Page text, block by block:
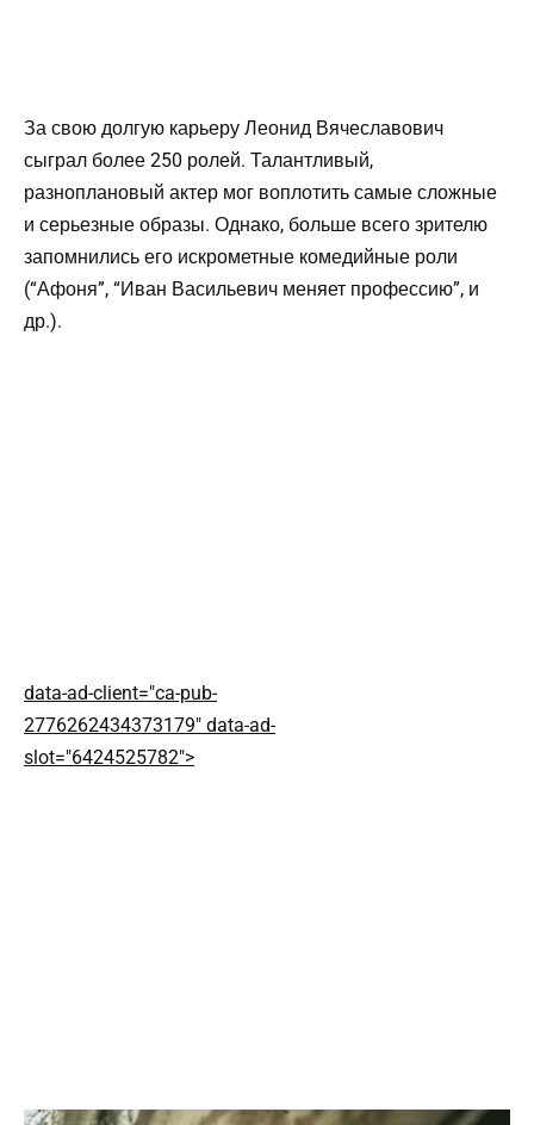
За свою долгую карьеру Леонид Вячеславович
сыграл более 250 ролей. Талантливый,
разноплановый актер мог воплотить самые сложные
и серьезные образы. Однако, больше всего зрителю
запомнились его искрометные комедийные роли
(“Афоня”, “Иван Васильевич меняет профессию”, и
др.).
data-ad-client="ca-pub-
2776262434373179" data-ad-
slot="6424525782">